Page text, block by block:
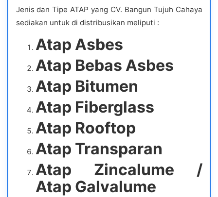
Jenis dan Tipe ATAP yang CV. Bangun Tujuh Cahaya
sediakan untuk di distribusikan meliputi :
Atap Asbes
Atap Bebas Asbes
Atap Bitumen
Atap Fiberglass
Atap Rooftop
Atap Transparan
Atap Zincalume /
Atap Galvalume